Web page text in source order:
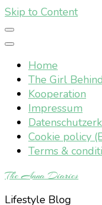
Skip to Content
Home
The Girl Behind
Kooperation
Impressum
Cookie policy
Terms &
The Anna Diaries
Lifestyle Blog